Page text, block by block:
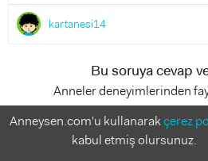
kartanesi14
Bu soruya cevap
Anneler deneyimlerinden
1 Cevap
Anneysen.com'u kullanarakçerez
kabul etmiş olursunuz.